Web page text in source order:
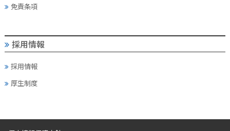
免責条項
採用情報
採用情報
厚生制度